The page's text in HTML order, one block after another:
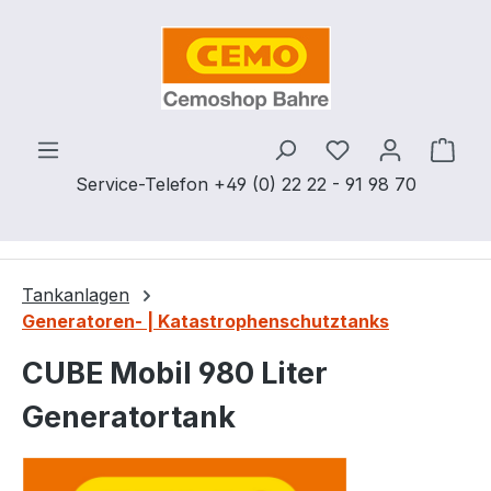
Zum Hauptinhalt springen
Service-Telefon +49 (0) 22 22 - 91 98 70
Du hast 0
Tankanlagen
Generatoren- | Katastrophenschutztanks
CUBE Mobil 980 Liter
Generatortank